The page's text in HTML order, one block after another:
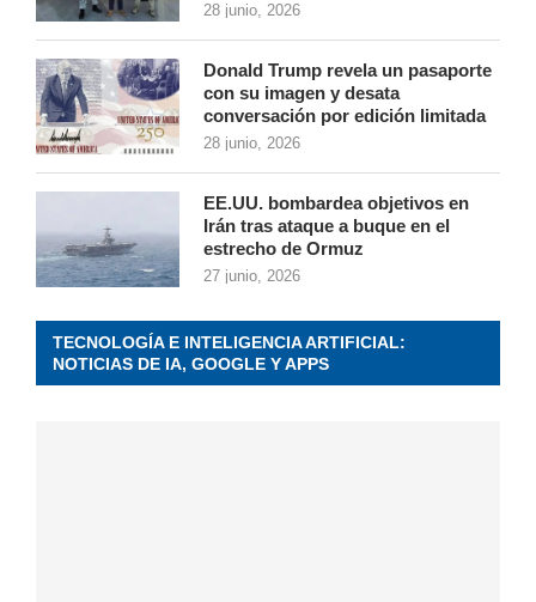
28 junio, 2026
Donald Trump revela un pasaporte
con su imagen y desata
conversación por edición limitada
28 junio, 2026
EE.UU. bombardea objetivos en
Irán tras ataque a buque en el
estrecho de Ormuz
27 junio, 2026
TECNOLOGÍA E INTELIGENCIA ARTIFICIAL:
NOTICIAS DE IA, GOOGLE Y APPS